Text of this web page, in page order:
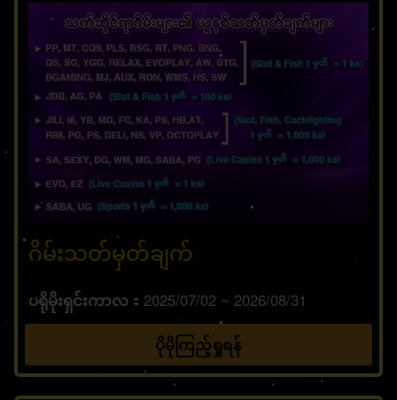
ဂိမ်းသတ်မှတ်ချက်
ပရိုမိုးရှင်းကာလ 2025/07/02 ~ 2026/08/31
ပိုမိုကြည့်ရှုရန်